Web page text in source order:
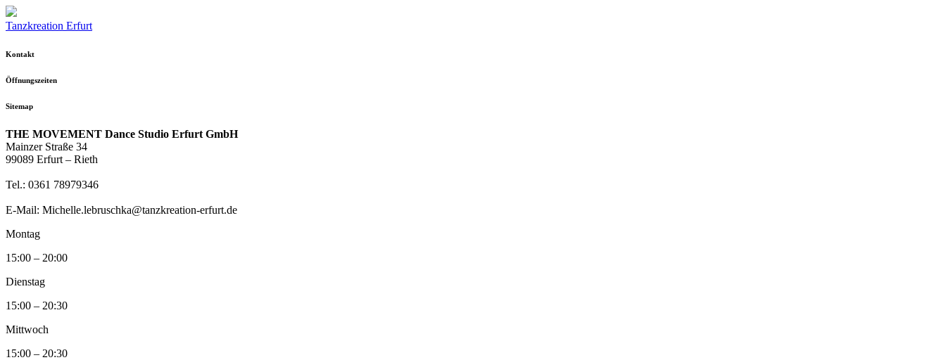
Tanzkreation Erfurt
Kontakt
Öffnungszeiten
Sitemap
THE MOVEMENT Dance Studio Erfurt GmbH
Mainzer Straße 34
99089 Erfurt – Rieth
Tel.: 0361 78979346
E-Mail: Michelle.lebruschka@tanzkreation-erfurt.de
Montag
15:00 – 20:00
Dienstag
15:00 – 20:30
Mittwoch
15:00 – 20:30